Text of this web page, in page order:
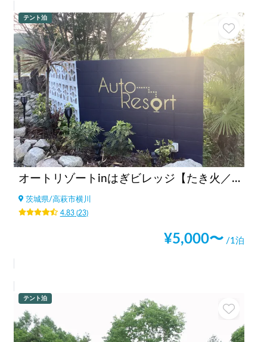
テント泊
オートリゾートinはぎビレッジ【たき火／星空／山／てぶらBBQ／ドックラン】
茨城県/高萩市横川
4.83(23)
¥5,000〜 /1泊
テント泊